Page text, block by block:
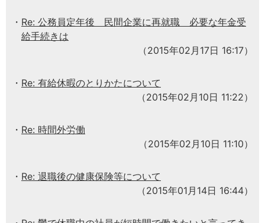
Re: 公務員定年後 民間企業に再就職 必要な年金受
給手続きは
（2015年02月17日 16:17）
Re: 有給休暇のとりかたについて
（2015年02月10日 11:22）
Re: 時間外労働
（2015年02月10日 11:10）
Re: 退職後の健康保険等について
（2015年01月14日 16:44）